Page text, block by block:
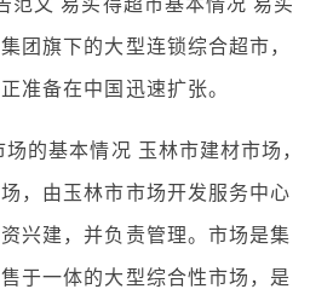
团旗下的大型连锁综合超市，
准备在中国迅速扩张。
的基本情况 玉林市建材市场，
，由玉林市市场开发服务中心
兴建，并负责管理。市场是集
于一体的大型综合性市场，是